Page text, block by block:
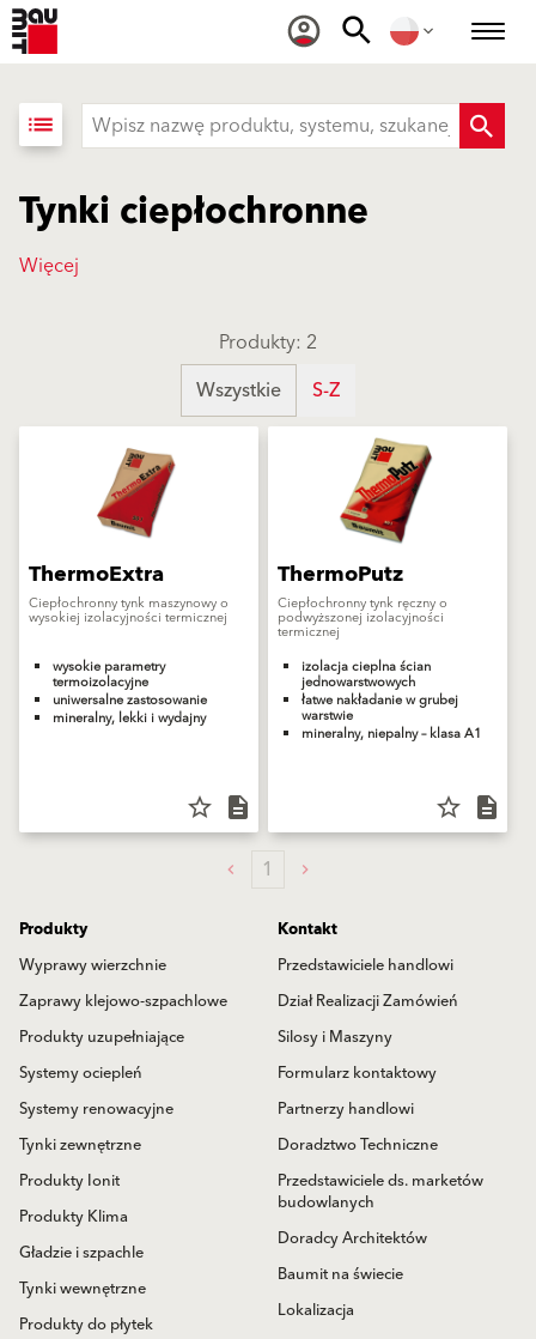
list
Tynki ciepłochronne
Więcej
Produkty: 2
Wszystkie
S-Z
ThermoExtra
Ciepłochronny tynk maszynowy o
wysokiej izolacyjności termicznej
wysokie parametry
termoizolacyjne
uniwersalne zastosowanie
mineralny, lekki i wydajny
star_border description
ThermoPutz
Ciepłochronny tynk ręczny o
podwyższonej izolacyjności
termicznej
izolacja cieplna ścian
jednowarstwowych
łatwe nakładanie w grubej
warstwie
mineralny, niepalny – klasa A1
star_border description
1
Produkty
Wyprawy wierzchnie
Zaprawy klejowo-szpachlowe
Produkty uzupełniające
Systemy ociepleń
Systemy renowacyjne
Tynki zewnętrzne
Produkty Ionit
Produkty Klima
Gładzie i szpachle
Tynki wewnętrzne
Produkty do płytek
Kontakt
Przedstawiciele handlowi
Dział Realizacji Zamówień
Silosy i Maszyny
Formularz kontaktowy
Partnerzy handlowi
Doradztwo Techniczne
Przedstawiciele ds. marketów
budowlanych
Doradcy Architektów
Baumit na świecie
Lokalizacja